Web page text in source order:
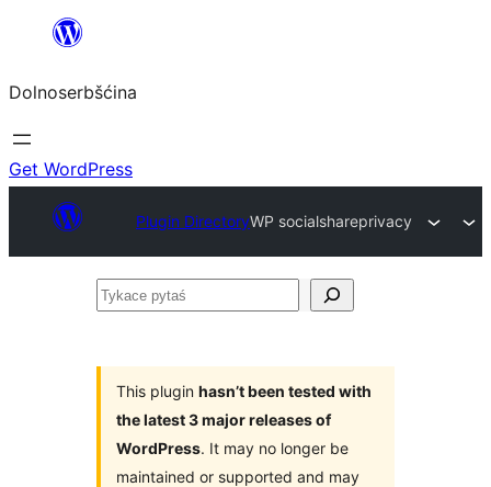
wopśimjeśeju
Dolnoserbšćina
Get WordPress
Plugin DirectoryWP socialshareprivacy
Tykace
This plugin hasn’t been tested with
the latest 3 major releases of
WordPress. It may no longer be
maintained or supported and may